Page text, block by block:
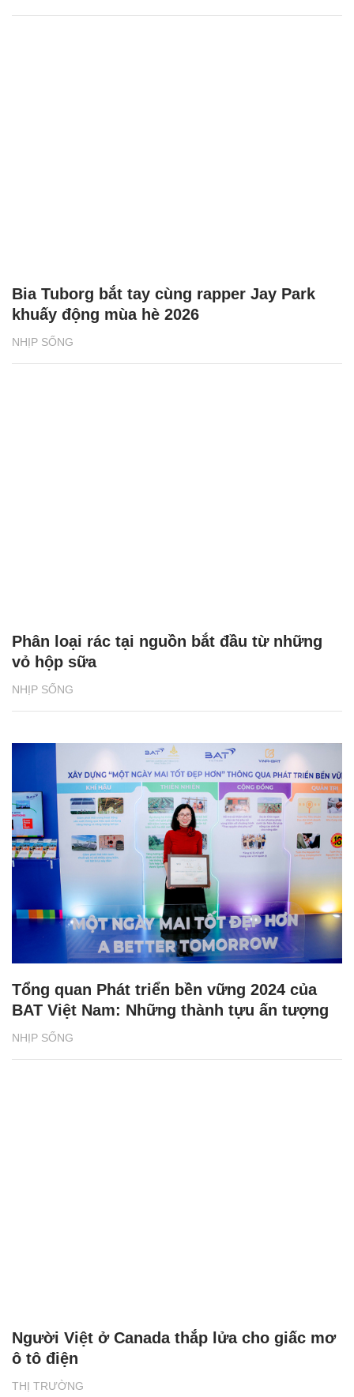
NHỊP SỐNG
Bia Tuborg bắt tay cùng rapper Jay Park
khuấy động mùa hè 2026
NHỊP SỐNG
Phân loại rác tại nguồn bắt đầu từ những
vỏ hộp sữa
NHỊP SỐNG
Tổng quan Phát triển bền vững 2024 của
BAT Việt Nam: Những thành tựu ấn tượng
THỊ TRƯỜNG
Người Việt ở Canada thắp lửa cho giấc mơ
ô tô điện